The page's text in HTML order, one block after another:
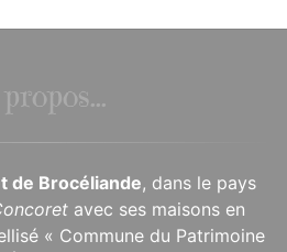
de Brocéliande, dans le pays
avec ses maisons en
« Commune du Patrimoine